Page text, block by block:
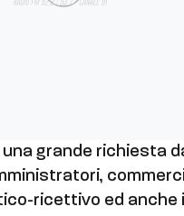
una grande richiesta
ricettivo ed anche i